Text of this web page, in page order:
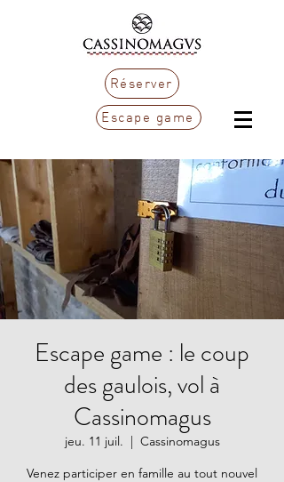
Réserver
Escape game
Escape game : le coup
des gaulois, vol à
Cassinomagus
jeu. 11 juil.
  |
Cassinomagus
Venez participer en famille au tout nouvel